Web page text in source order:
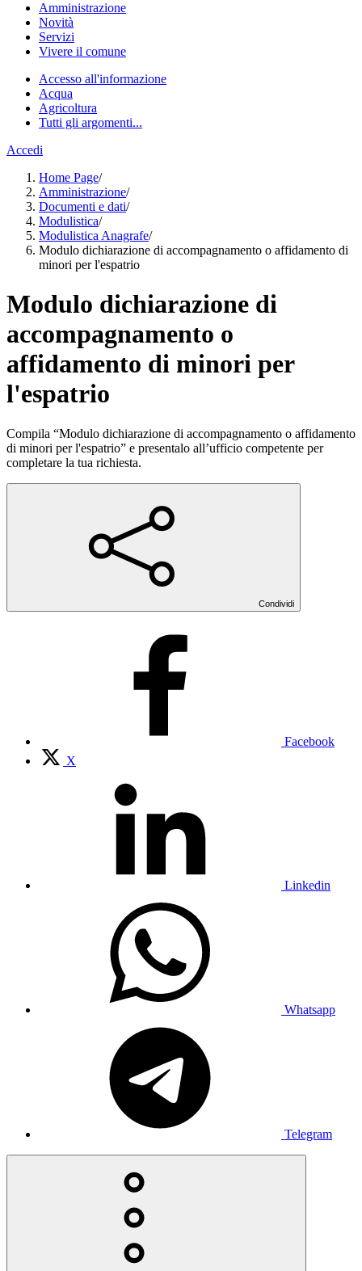
Amministrazione
Novità
Servizi
Vivere il comune
Accesso all'informazione
Acqua
Agricoltura
Tutti gli argomenti...
Accedi
Home Page/
Amministrazione/
Documenti e dati/
Modulistica/
Modulistica Anagrafe/
Modulo dichiarazione di accompagnamento o affidamento di
minori per l'espatrio
Modulo dichiarazione di
accompagnamento o
affidamento di minori per
l'espatrio
Compila “Modulo dichiarazione di accompagnamento o affidamento
di minori per l'espatrio” e presentalo all’ufficio competente per
completare la tua richiesta.
Condividi
Facebook
X
Linkedin
Whatsapp
Telegram